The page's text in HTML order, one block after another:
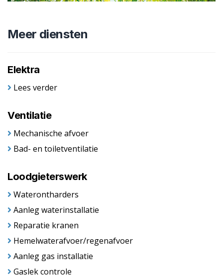
Meer diensten
Elektra
Lees verder
Ventilatie
Mechanische afvoer
Bad- en toiletventilatie
Loodgieterswerk
Waterontharders
Aanleg waterinstallatie
Reparatie kranen
Hemelwaterafvoer/regenafvoer
Aanleg gas installatie
Gaslek controle